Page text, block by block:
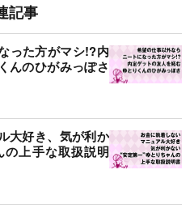
記事
った方がマシ!?内
んのひがみっぽさ
大好き、気が利か
の上手な取扱説明